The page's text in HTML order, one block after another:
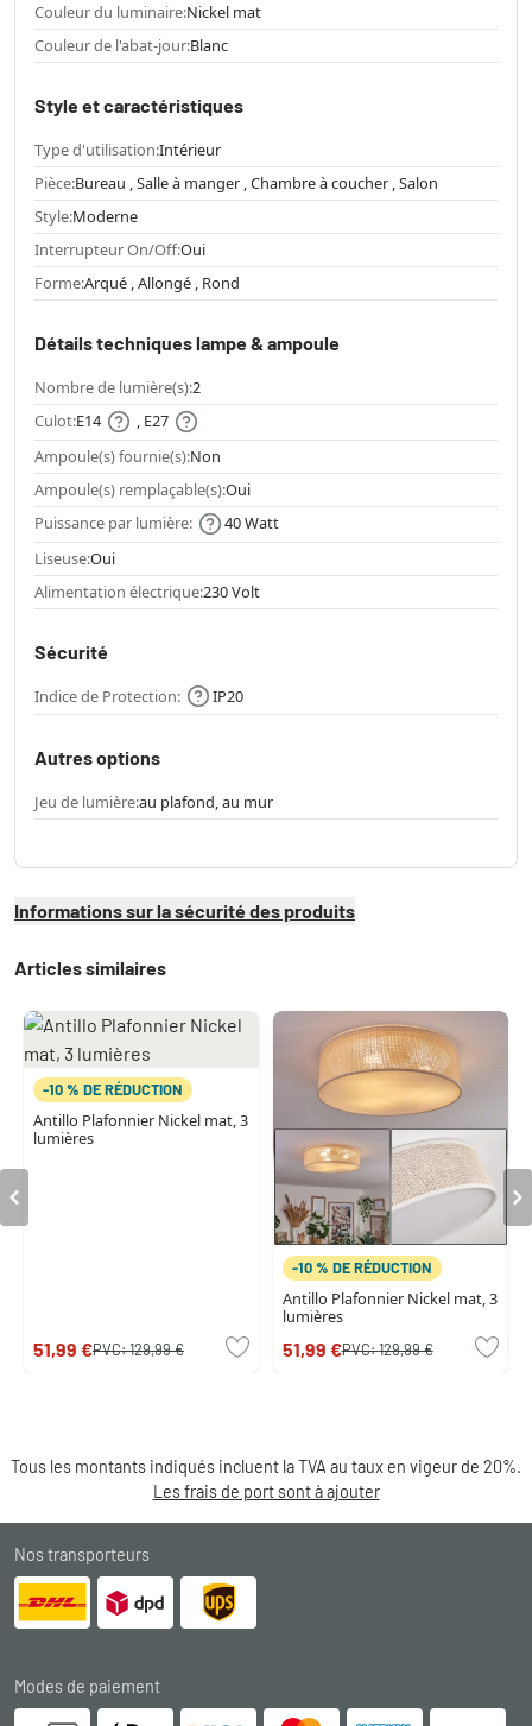
Couleur du luminaire:Nickel mat
Couleur de l'abat-jour:Blanc
Style et caractéristiques
Type d'utilisation:Intérieur
Pièce:Bureau , Salle à manger , Chambre à coucher , Salon
Style:Moderne
Interrupteur On/Off:Oui
Forme:Arqué , Allongé , Rond
Détails techniques lampe & ampoule
Nombre de lumière(s):2
Culot:E14
, E27
Ampoule(s) fournie(s):Non
Ampoule(s) remplaçable(s):Oui
Puissance par lumière:
40 Watt
Liseuse:Oui
Alimentation électrique:230 Volt
Sécurité
Indice de Protection: IP20
Autres options
Jeu de lumière:au plafond, au mur
Informations sur la sécurité des produits
Articles similaires
-10 % DE RÉDUCTION
Antillo Plafonnier Nickel mat, 3
lumières
51,99 €PVC:129,99 €
-10 % DE RÉDUCTION
Antillo Plafonnier Nickel mat, 3
lumières
51,99 €PVC:129,99 €
Tous les montants indiqués incluent la TVA au taux en vigeur de 20%.
Les frais de port sont à ajouter
Nos transporteurs
Modes de paiement